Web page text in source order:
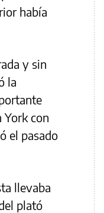
había
y sin
la
York con
el pasado
llevaba
plató